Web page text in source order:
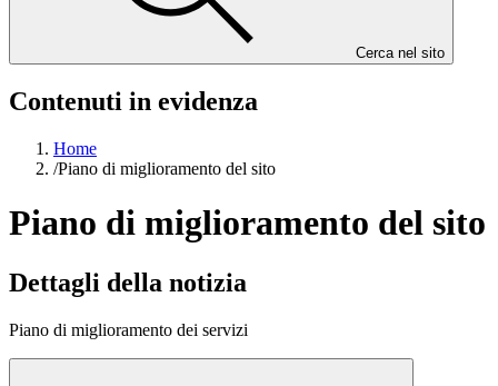
Cerca nel sito
Contenuti in evidenza
Home
/Piano di miglioramento del sito
Piano di miglioramento del sito
Dettagli della notizia
Piano di miglioramento dei servizi